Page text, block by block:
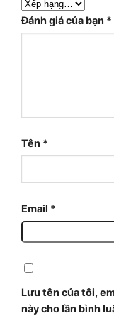
Đánh giá của bạn *
Tên *
Email *
Lưu tên của tôi,
này cho lần bình